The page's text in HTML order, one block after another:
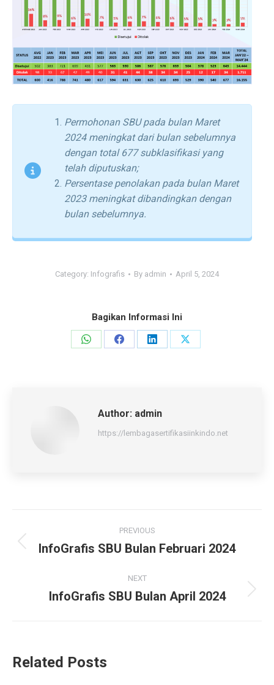
Permohonan SBU pada bulan Maret
2024 meningkat dari bulan sebelumnya
dengan total 677 subklasifikasi yang
telah diputuskan;
Persentase penolakan pada bulan Maret
2023 meningkat dibandingkan dengan
bulan sebelumnya.
Category: Infografis By admin April 5, 2024
Bagikan Informasi Ini
Share
Share
Share
Share
Author: admin
https://lembagasertifikasiinkindo.net
navigation
PREVIOUS
Previous
InfoGrafis SBU Bulan Februari 2024
NEXT
Next
InfoGrafis SBU Bulan April 2024
Related Posts